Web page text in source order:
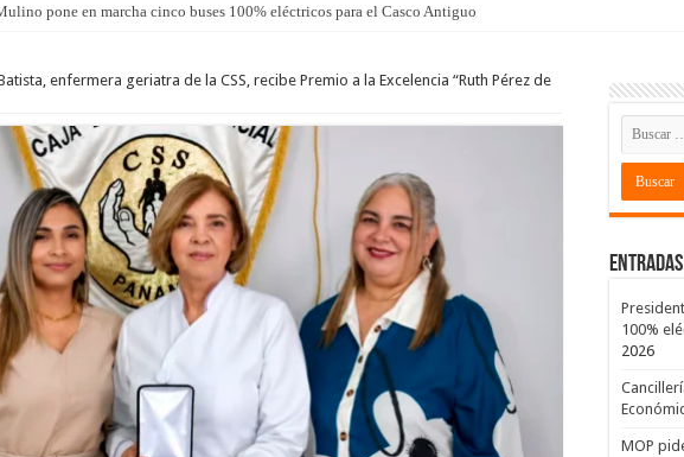
pone en marcha cinco buses 100% eléctricos para el Casco Antiguo
enfermera geriatra de la CSS, recibe Premio a la Excelencia “Ruth Pérez de
100%
2026
MOP